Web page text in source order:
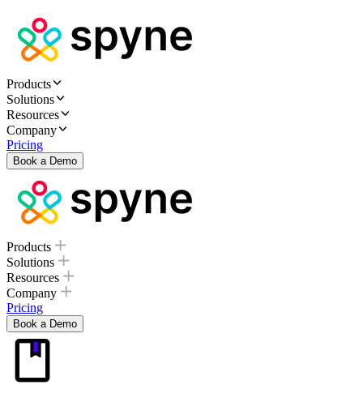
Products
Solutions
Resources
Company
Pricing
Book a Demo
Products
Solutions
Resources
Company
Pricing
Book a Demo